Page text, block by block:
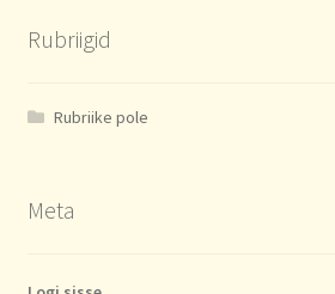
Rubriigid
Rubriike pole
Meta